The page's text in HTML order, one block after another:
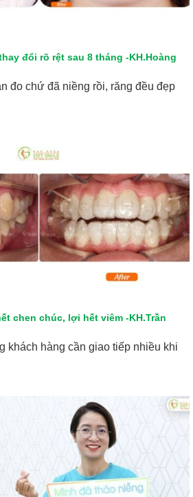
đổi rõ rệt sau 8 tháng -KH.Hoàng
đo chứ đã niềng rồi, răng đều đẹp
chen chúc, lợi hết viêm -KH.Trần
khách hàng cần giao tiếp nhiều khi